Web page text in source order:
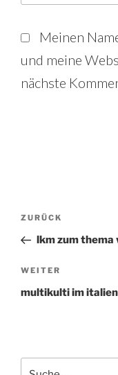
Meinen
und meine
nächste
Vorheriger
Beitrag
ZURÜCK
lkm zum thema
Nächster
Beitrag
WEITER
multikulti im